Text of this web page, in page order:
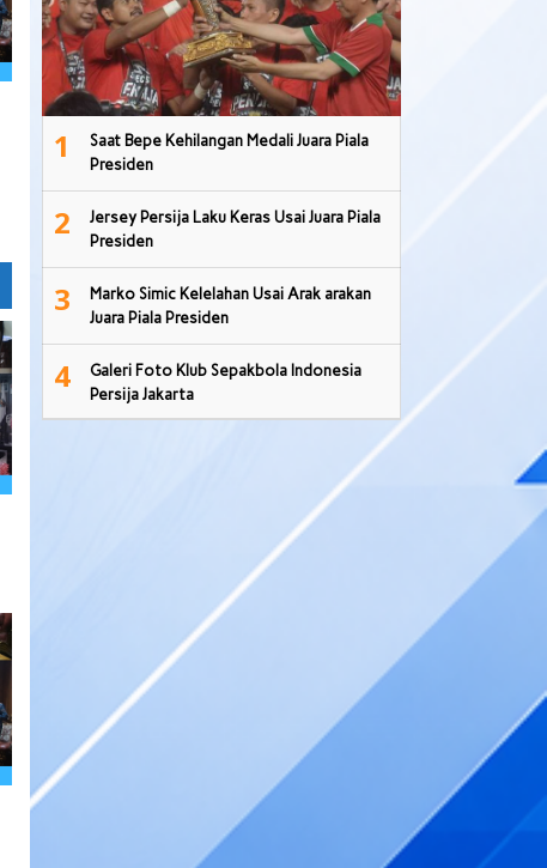
1
Saat Bepe Kehilangan Medali Juara Piala
Presiden
2
Jersey Persija Laku Keras Usai Juara Piala
Presiden
3
Marko Simic Kelelahan Usai Arak arakan
Juara Piala Presiden
4
Galeri Foto Klub Sepakbola Indonesia
Persija Jakarta